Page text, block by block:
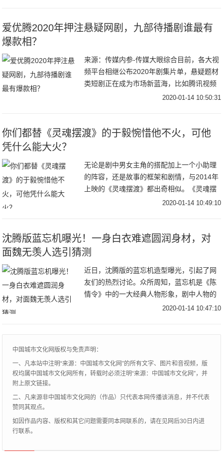
爱优腾2020年押注悬疑网剧，九部待播剧谁最有
爆款相？
来源：传媒内参-传媒大眼综合目前，各大视
频平台相继公布2020年剧集片单，悬疑题材
类短剧正在成为市场新蓝海，比如腾讯视频
V视界大会公布了一部体量较小、仅16集的
2020-01-14 10:50:31
你们都替《灵魂摆渡》的于毅惋惜他不火，可他
凭什么能大火？
无论是剧中男女主角的搭配加上一个小助理
的阵容，还是故事的框架和剧情，与2014年
上映的《灵魂摆渡》都出奇相似。《灵魂摆
渡》中的九天玄女“王小娅”和作为“容器”的存
2020-01-14 10:49:10
沈腾版蓝忘机曝光！一身白衣难遮圆润身材，对
面魏无羡人选引猜测
近日，沈腾版的蓝忘机造型曝光，引起了网
友们的热烈讨论。众所周知，蓝忘机是《陈
情令》中的一大经典人物形象，剧中人物的
形象及装扮都深受众人喜爱，模仿者更是比
2020-01-14 10:47:10
中国城市文化网版权与免责声明：
一、凡本站中注明“来源：中国城市文化网”的所有文字、图片和音视频，版
权均属中国城市文化网所有，转载时必须注明“来源：中国城市文化网”，并
附上原文链接。
二、凡来源非中国城市文化网的（作品）只代表本网传播该消息，并不代表
赞同其观点。
如因作品内容、版权和其它问题需要同本网联系的，请在见网后30日内进
行联系。